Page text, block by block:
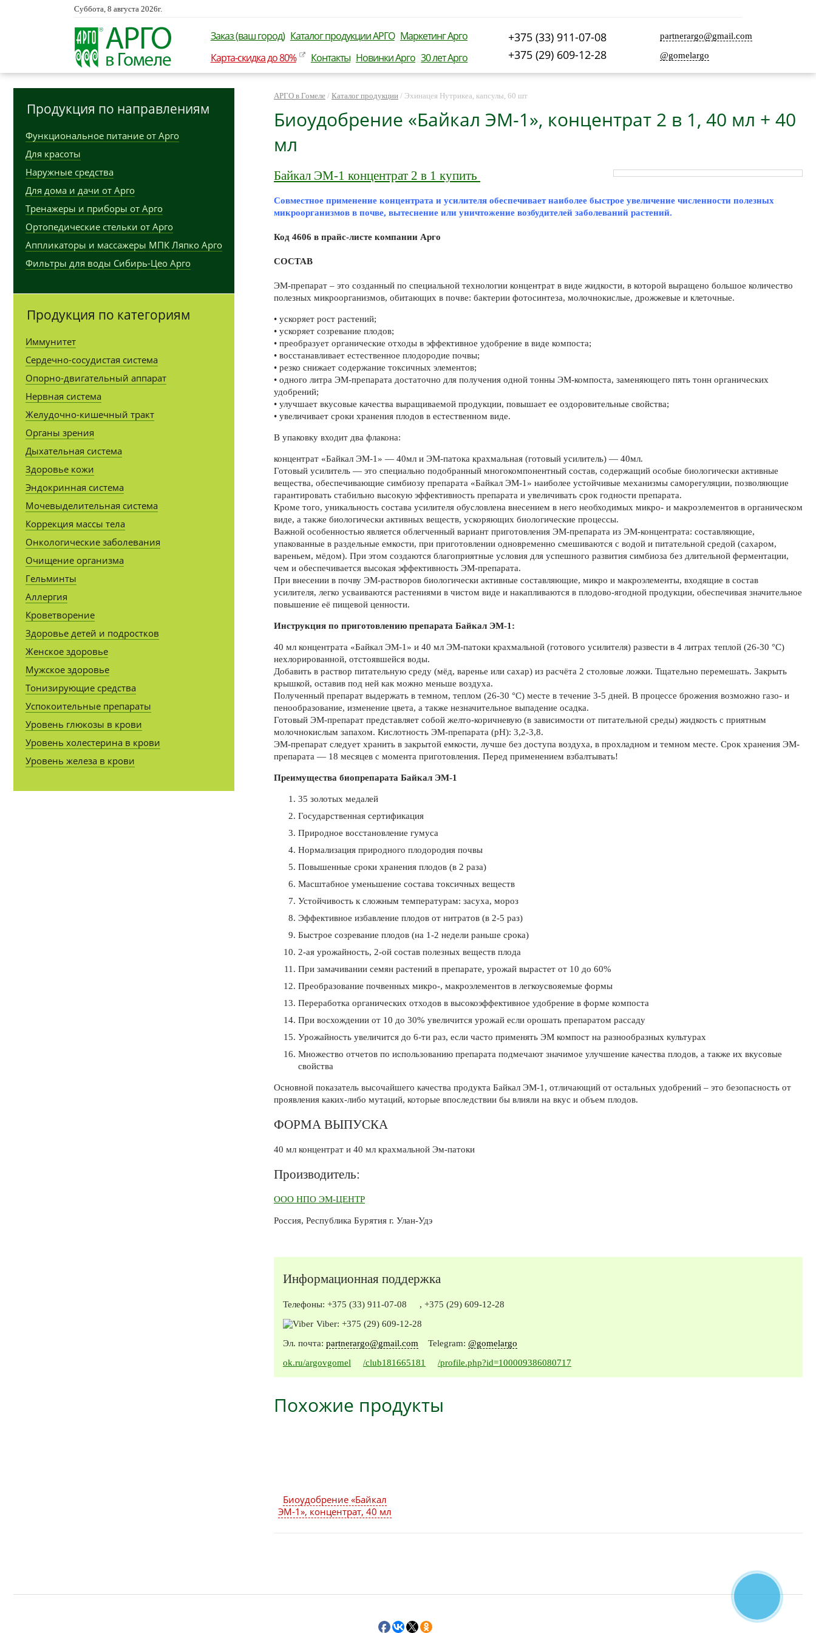
Суббота, 8 августа 2026г.
Заказ (ваш город) Каталог продукции АРГО Маркетинг Арго
Карта-скидка до 80%
Контакты Новинки Арго 30 лет Арго
partnerargo@gmail.com
@gomelargo
+375 (33) 911-07-08
+375 (29) 609-12-28
АРГО в Гомеле / Каталог продукции / Эхинацея Нутрикеа, капсулы, 60 шт
Биоудобрение «Байкал ЭМ-1», концентрат 2 в 1, 40 мл + 40
мл
Байкал ЭМ-1 концентрат 2 в 1 купить
Совместное применение концентрата и усилителя обеспечивает наиболее быстрое увеличение численности полезных
микроорганизмов в почве, вытеснение или уничтожение возбудителей заболеваний растений.
Код 4606 в прайс-листе компании Арго
СОСТАВ
ЭМ-препарат – это созданный по специальной технологии концентрат в виде жидкости, в которой выращено большое количество
полезных микроорганизмов, обитающих в почве: бактерии фотосинтеза, молочнокислые, дрожжевые и клеточные.
• ускоряет рост растений;
• ускоряет созревание плодов;
• преобразует органические отходы в эффективное удобрение в виде компоста;
• восстанавливает естественное плодородие почвы;
• резко снижает содержание токсичных элементов;
• одного литра ЭМ-препарата достаточно для получения одной тонны ЭМ-компоста, заменяющего пять тонн органических
удобрений;
• улучшает вкусовые качества выращиваемой продукции, повышает ее оздоровительные свойства;
• увеличивает сроки хранения плодов в естественном виде.
В упаковку входит два флакона:
концентрат «Байкал ЭМ-1» — 40мл и ЭМ-патока крахмальная (готовый усилитель) — 40мл.
Готовый усилитель — это специально подобранный многокомпонентный состав, содержащий особые биологически активные
вещества, обеспечивающие симбиозу препарата «Байкал ЭМ-1» наиболее устойчивые механизмы саморегуляции, позволяющие
гарантировать стабильно высокую эффективность препарата и увеличивать срок годности препарата.
Кроме того, уникальность состава усилителя обусловлена внесением в него необходимых микро- и макроэлементов в органическом
виде, а также биологически активных веществ, ускоряющих биологические процессы.
Важной особенностью является облегченный вариант приготовления ЭМ-препарата из ЭМ-концентрата: составляющие,
упакованные в раздельные емкости, при приготовлении одновременно смешиваются с водой и питательной средой (сахаром,
вареньем, мёдом). При этом создаются благоприятные условия для успешного развития симбиоза без длительной ферментации,
чем и обеспечивается высокая эффективность ЭМ-препарата.
При внесении в почву ЭМ-растворов биологически активные составляющие, микро и макроэлементы, входящие в состав
усилителя, легко усваиваются растениями в чистом виде и накапливаются в плодово-ягодной продукции, обеспечивая значительное
повышение её пищевой ценности.
Инструкция по приготовлению препарата Байкал ЭМ-1:
40 мл концентрата «Байкал ЭМ-1» и 40 мл ЭМ-патоки крахмальной (готового усилителя) развести в 4 литрах теплой (26-30 °С)
нехлорированной, отстоявшейся воды.
Добавить в раствор питательную среду (мёд, варенье или сахар) из расчёта 2 столовые ложки. Тщательно перемешать. Закрыть
крышкой, оставив под ней как можно меньше воздуха.
Полученный препарат выдержать в темном, теплом (26-30 °С) месте в течение 3-5 дней. В процессе брожения возможно газо- и
пенообразование, изменение цвета, а также незначительное выпадение осадка.
Готовый ЭМ-препарат представляет собой желто-коричневую (в зависимости от питательной среды) жидкость с приятным
молочнокислым запахом. Кислотность ЭМ-препарата (pH): 3,2-3,8.
ЭМ-препарат следует хранить в закрытой емкости, лучше без доступа воздуха, в прохладном и темном месте. Срок хранения ЭМ-
препарата — 18 месяцев с момента приготовления. Перед применением взбалтывать!
Преимущества биопрепарата Байкал ЭМ-1
35 золотых медалей
Государственная сертификация
Природное восстановление гумуса
Нормализация природного плодородия почвы
Повышенные сроки хранения плодов (в 2 раза)
Масштабное уменьшение состава токсичных веществ
Устойчивость к сложным температурам: засуха, мороз
Эффективное избавление плодов от нитратов (в 2-5 раз)
Быстрое созревание плодов (на 1-2 недели раньше срока)
2-ая урожайность, 2-ой состав полезных веществ плода
При замачивании семян растений в препарате, урожай вырастет от 10 до 60%
Преобразование почвенных микро-, макроэлементов в легкоусвояемые формы
Переработка органических отходов в высокоэффективное удобрение в форме компоста
При восхождении от 10 до 30% увеличится урожай если орошать препаратом рассаду
Урожайность увеличится до 6-ти раз, если часто применять ЭМ компост на разнообразных культурах
Множество отчетов по использованию препарата подмечают значимое улучшение качества плодов, а также их вкусовые
свойства
Основной показатель высочайшего качества продукта Байкал ЭМ-1, отличающий от остальных удобрений – это безопасность от
проявления каких-либо мутаций, которые впоследствии бы влияли на вкус и объем плодов.
ФОРМА ВЫПУСКА
40 мл концентрат и 40 мл крахмальной Эм-патоки
Производитель:
ООО НПО ЭМ-ЦЕНТР
Россия, Республика Бурятия г. Улан-Удэ
Информационная поддержка
Телефоны: +375 (33) 911-07-08 , +375 (29) 609-12-28
Viber: +375 (29) 609-12-28
Эл. почта: partnerargo@gmail.com Telegram: @gomelargo
ok.ru/argovgomel
/club181665181 /profile.php?id=100009386080717
Похожие продукты
Биоудобрение «Байкал
ЭМ-1», концентрат, 40 мл
Продукция по направлениям
Функциональное питание от Арго
Для красоты
Наружные средства
Для дома и дачи от Арго
Тренажеры и приборы от Арго
Ортопедические стельки от Арго
Аппликаторы и массажеры МПК Ляпко Арго
Фильтры для воды Сибирь-Цео Арго
Продукция по категориям
Иммунитет
Сердечно-сосудистая система
Опорно-двигательный аппарат
Нервная система
Желудочно-кишечный тракт
Органы зрения
Дыхательная система
Здоровье кожи
Эндокринная система
Мочевыделительная система
Коррекция массы тела
Онкологические заболевания
Очищение организма
Гельминты
Аллергия
Кроветворение
Здоровье детей и подростков
Женское здоровье
Мужское здоровье
Тонизирующие средства
Успокоительные препараты
Уровень глюкозы в крови
Уровень холестерина в крови
Уровень железа в крови